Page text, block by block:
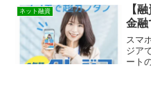
ール
など
ネット融資
【
金融
スマ
ジア
ート